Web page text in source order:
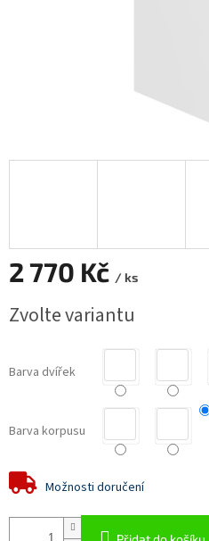
2 770 Kč / ks
cena:
Zvolte variantu
Barva dvířek
Barva korpusu
Možnosti doručení